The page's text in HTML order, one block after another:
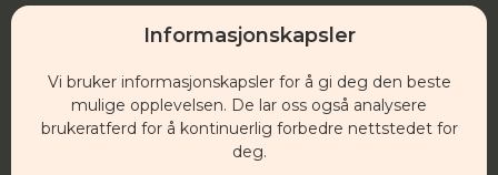
Informasjonskapsler
Vi bruker informasjonskapsler for å gi deg den beste
mulige opplevelsen. De lar oss også analysere
brukeratferd for å kontinuerlig forbedre nettstedet for
deg.
Hovedkontor
Besøksadresse:
Klostergata 29